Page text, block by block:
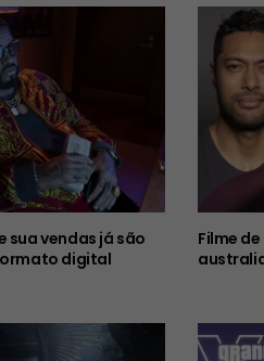
sua vendas já são
digital
Filme